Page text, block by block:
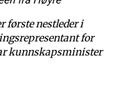
første nestleder i
for
kunnskapsminister